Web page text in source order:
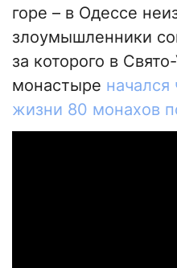
горе – в Одессе
злоумышленники
за которого в
монастыре начался
жизни 80 монахов